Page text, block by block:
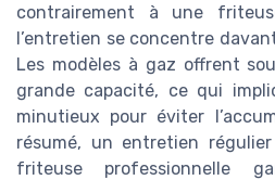
contrairement à une
l’entretien se concentre
Les modèles à gaz offrent
grande capacité, ce qui
minutieux pour éviter
résumé, un entretien
friteuse professionnelle